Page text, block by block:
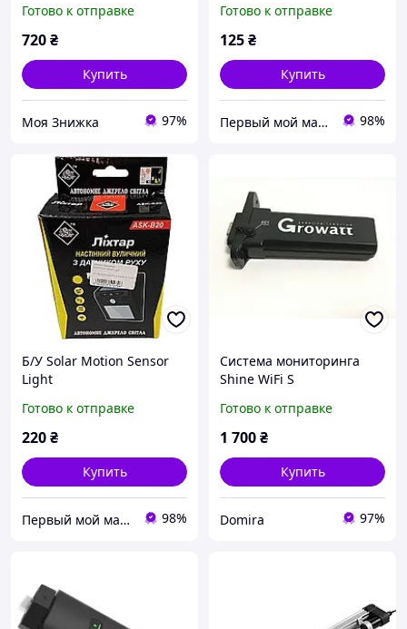
Готово к отправке
720₴
Купить
Моя Знижка 97%
Готово к отправке
125₴
Купить
Первый мой маркет 98%
Б/У Solar Motion Sensor
Light
Готово к отправке
220₴
Купить
Первый мой маркет 98%
Система мониторинга
Shine WiFi S
Готово к отправке
1 700₴
Купить
Domira 97%